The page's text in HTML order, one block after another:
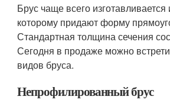
Брус чаще всего изготавливается
которому придают форму
Стандартная толщина сечения
Сегодня в продаже можно
видов бруса.
Непрофилированный брус